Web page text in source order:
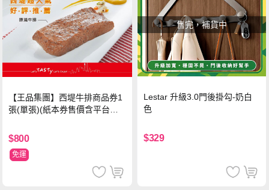
【王品集團】西堤牛排商品券1
張(單張)(紙本券售價含平台物
$800
免運
售完，補貨中
Lestar 升級3.0門後掛勾-奶白
色
$329